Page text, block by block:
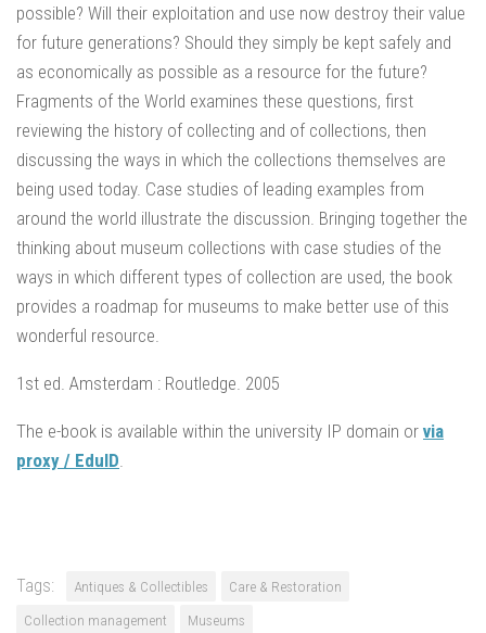
possible? Will their exploitation and use now destroy their value
for future generations? Should they simply be kept safely and
as economically as possible as a resource for the future?
Fragments of the World examines these questions, first
reviewing the history of collecting and of collections, then
discussing the ways in which the collections themselves are
being used today. Case studies of leading examples from
around the world illustrate the discussion. Bringing together the
thinking about museum collections with case studies of the
ways in which different types of collection are used, the book
provides a roadmap for museums to make better use of this
wonderful resource.
1st ed. Amsterdam : Routledge. 2005
The e-book is available within the university IP domain or via
proxy / EduID
Tags: Antiques & Collectibles
Care & Restoration
Collection management
Museums